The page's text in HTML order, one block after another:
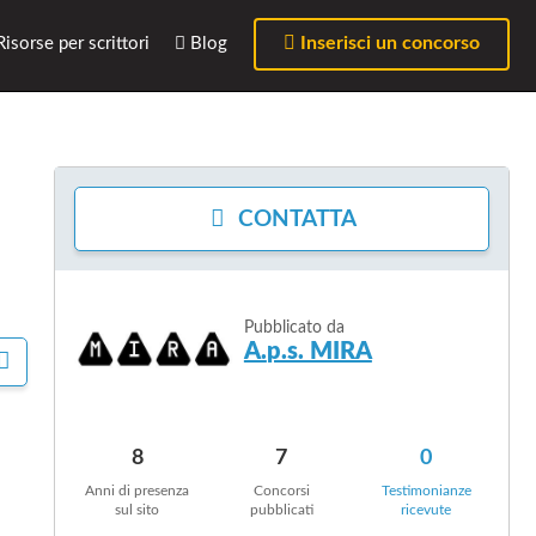
per scrittori Blog Inserisci un concorso
O
CONTATTA
Pubblicato da
A.p.s. MIRA
8
Anni di presenza
sul sito
7
Concorsi
pubblicati
0
Testimonianze
ricevute